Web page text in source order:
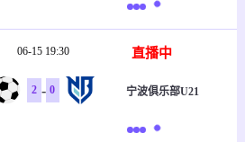
06-15 19:30 直播中
2 - 0 宁波俱乐部U21